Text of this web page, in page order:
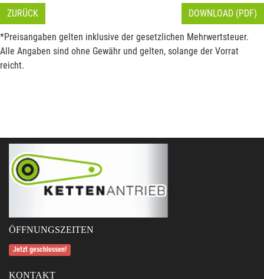
ZURÜCK DOWNLOAD (PDF)
*Preisangaben gelten inklusive der gesetzlichen Mehrwertsteuer.
Alle Angaben sind ohne Gewähr und gelten, solange der Vorrat
reicht.
ÖFFNUNGSZEITEN
Jetzt geschlossen!
KONTAKT